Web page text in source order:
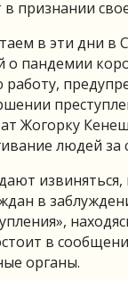
в признании
в эти дни
пандемии
Жогорку
людей за
извиняться,
в
в
органы.